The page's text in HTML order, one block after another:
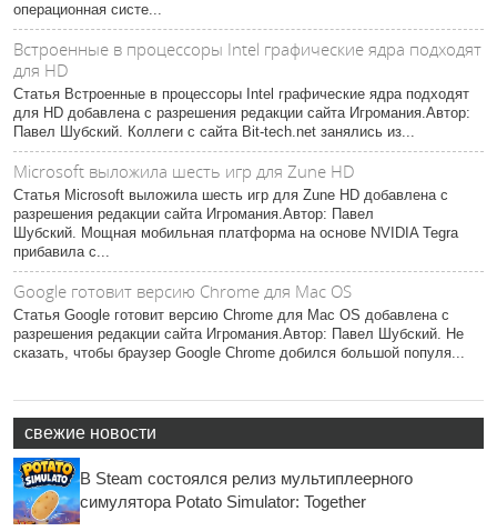
операционная систе...
Встроенные в процессоры Intel графические ядра подходят
для HD
Статья Встроенные в процессоры Intel графические ядра подходят
для HD добавлена с разрешения редакции сайта Игромания.Автор:
Павел Шубский. Коллеги с сайта Bit-tech.net занялись из...
Microsoft выложила шесть игр для Zune HD
Статья Microsoft выложила шесть игр для Zune HD добавлена с
разрешения редакции сайта Игромания.Автор: Павел
Шубский. Мощная мобильная платформа на основе NVIDIA Tegra
прибавила с...
Google готовит версию Chrome для Mac OS
Статья Google готовит версию Chrome для Mac OS добавлена с
разрешения редакции сайта Игромания.Автор: Павел Шубский. Не
сказать, чтобы браузер Google Chrome добился большой популя...
свежие новости
В Steam состоялся релиз мультиплеерного
симулятора Potato Simulator: Together